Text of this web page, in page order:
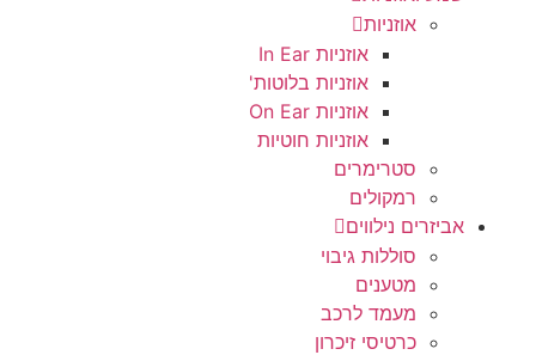
אוזניות
אוזניות In Ear
אוזניות בלוטות'
אוזניות On Ear
אוזניות חוטיות
סטרימרים
רמקולים
אביזרים נילווים
סוללות גיבוי
מטענים
מעמד לרכב
כרטיסי זיכרון